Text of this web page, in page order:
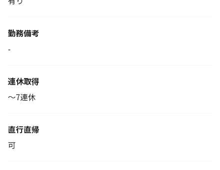
勤務備考
-
連休取得
～7連休
直行直帰
可